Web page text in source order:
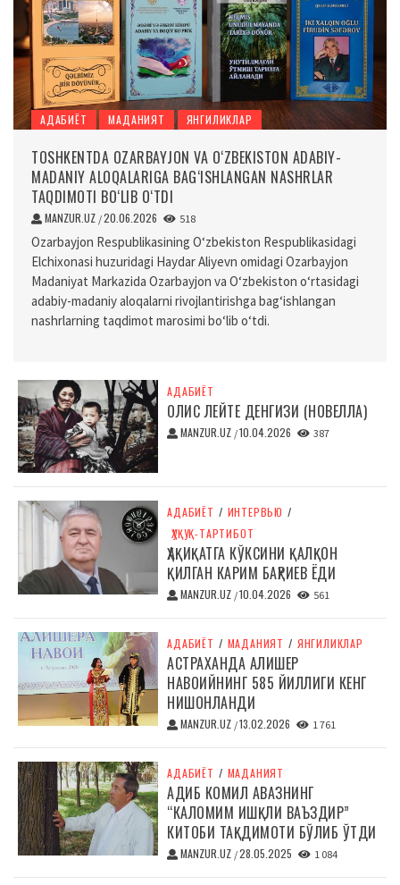
АДАБИЁТ МАДАНИЯТ ЯНГИЛИКЛАР
TOSHKENTDA OZARBAYJON VA O‘ZBEKISTON ADABIY-
MADANIY ALOQALARIGA BAG‘ISHLANGAN NASHRLAR
TAQDIMOTI BO‘LIB O‘TDI
MANZUR.UZ /20.06.2026 518
Ozarbayjon Respublikasining O‘zbekiston Respublikasidagi
Elchixonasi huzuridagi Haydar Aliyevn omidagi Ozarbayjon
Madaniyat Markazida Ozarbayjon va O‘zbekiston o‘rtasidagi
adabiy-madaniy aloqalarni rivojlantirishga bag‘ishlangan
nashrlarning taqdimot marosimi bo‘lib o‘tdi.
АДАБИЁТ
ОЛИС ЛЕЙТЕ ДЕНГИЗИ (НОВЕЛЛА)
MANZUR.UZ /10.04.2026 387
АДАБИЁТ / ИНТЕРВЬЮ /
ҲУҚУҚ-ТАРТИБОТ
ҲАҚИҚАТГА КЎКСИНИ ҚАЛҚОН
ҚИЛГАН КАРИМ БАҲРИЕВ ЁДИ
MANZUR.UZ /10.04.2026 561
АДАБИЁТ / МАДАНИЯТ / ЯНГИЛИКЛАР
АСТРАХАНДА АЛИШЕР
НАВОИЙНИНГ 585 ЙИЛЛИГИ КЕНГ
НИШОНЛАНДИ
MANZUR.UZ /13.02.2026 1 761
АДАБИЁТ / МАДАНИЯТ
АДИБ КОМИЛ АВАЗНИНГ
“КАЛОМИМ ИШҚЛИ ВАЪЗДИР”
КИТОБИ ТАҚДИМОТИ БЎЛИБ ЎТДИ
MANZUR.UZ /28.05.2025 1 084